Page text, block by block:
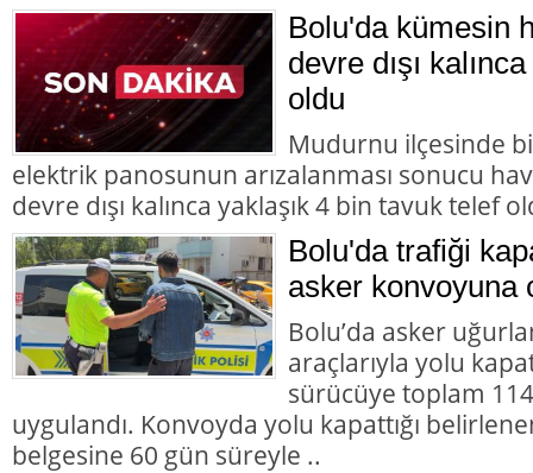
Bolu'da kümesin
devre dışı
oldu
Mudurnu ilçesinde
elektrik panosunun arızalanması sonucu
devre dışı kalınca yaklaşık 4 bin tavuk telef
Bolu'da trafiği
asker konvoyuna
Bolu’da asker
araçlarıyla yolu
sürücüye toplam
uygulandı. Konvoyda yolu kapattığı
belgesine 60 gün süreyle ..